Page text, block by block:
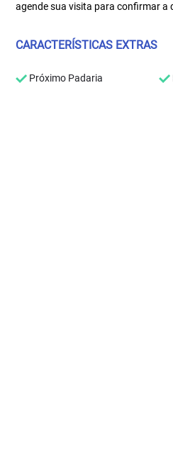
agende sua visita para confirmar a
CARACTERÍSTICAS EXTRAS
Próximo Padaria